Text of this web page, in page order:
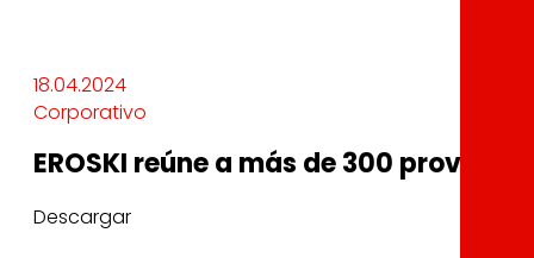
18.04.2024
Corporativo
EROSKI reúne a más de 300
Descargar